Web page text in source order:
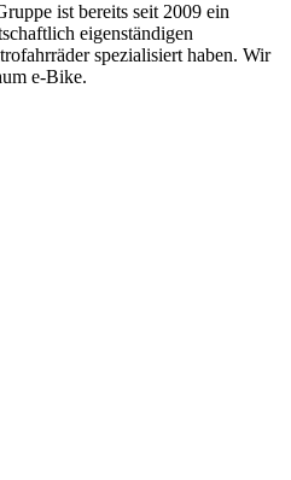
ist bereits seit 2009 ein
eigenständigen
spezialisiert haben. Wir
e-Bike.